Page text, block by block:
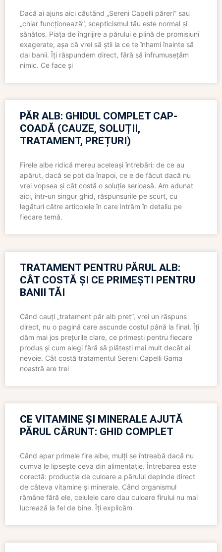
Dacă ai ajuns aici căutând „Sereni Capelli păreri” sau
„chiar funcționează”, scepticismul tău este normal și
sănătos. Piața de îngrijire a părului e plină de promisiuni
exagerate, așa că vrei să știi la ce te înhami înainte să
dai banii. Îți răspundem direct, fără să înfrumusețăm
nimic. Ce face și
PĂR ALB: GHIDUL COMPLET CAP-
COADĂ (CAUZE, SOLUȚII,
TRATAMENT, PREȚURI)
Firele albe ridică mereu aceleași întrebări: de ce au
apărut, dacă se pot da înapoi, ce e de făcut dacă nu
vrei vopsea și cât costă o soluție serioasă. Am adunat
aici, într-un singur ghid, răspunsurile pe scurt, cu
legături către articolele în care intrăm în detaliu pe
fiecare temă.
TRATAMENT PENTRU PĂRUL ALB:
CÂT COSTĂ ȘI CE PRIMEȘTI PENTRU
BANII TĂI
Când cauți „tratament păr alb preț”, vrei un răspuns
direct, nu o pagină care ascunde costul până la final. Îți
dăm mai jos prețurile clare, ce primești pentru fiecare
produs și cum alegi fără să plătești mai mult decât ai
nevoie. Cât costă tratamentul Sereni Capelli Gama
noastră are trei
CE VITAMINE ȘI MINERALE AJUTĂ
PĂRUL CĂRUNT: GHID COMPLET
Când apar primele fire albe, mulți se întreabă dacă nu
cumva le lipsește ceva din alimentație. Întrebarea este
corectă: producția de culoare a părului depinde direct
de câteva vitamine și minerale. Când organismul
rămâne fără ele, celulele care dau culoare firului nu mai
lucrează la fel de bine. Îți explicăm